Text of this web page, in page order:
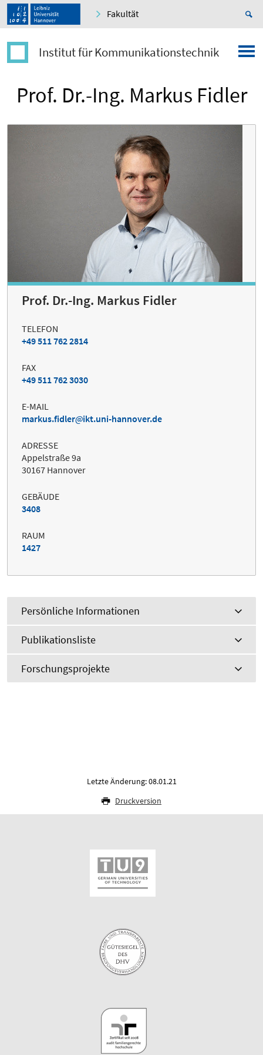
Fakultät
Institut für Kommunikationstechnik
Prof. Dr.-Ing. Markus Fidler
Prof. Dr.-Ing. Markus Fidler
TELEFON
+49 511 762 2814
FAX
+49 511 762 3030
E-MAIL
markus.fidler
ikt.uni-hannover.de
ADRESSE
Appelstraße 9a
30167 Hannover
GEBÄUDE
3408
RAUM
1427
Persönliche Informationen
Publikationsliste
Forschungsprojekte
Letzte Änderung: 08.01.21
Druckversion